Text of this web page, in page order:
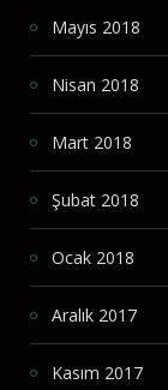
Mayıs 2018
Nisan 2018
Mart 2018
Şubat 2018
Ocak 2018
Aralık 2017
Kasım 2017